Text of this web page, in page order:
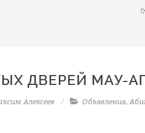
ДВЕРЕЙ МАУ-
Алексеев Объявления,